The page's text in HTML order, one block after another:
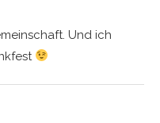
Und ich